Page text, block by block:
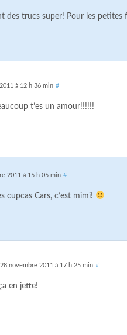
des trucs super! Pour les petites
à 12 h 36 min #
t’es un amour!!!!!!
2011 à 15 h 05 min #
cupcas Cars, c’est mimi!
28 novembre 2011 à 17 h 25 min #
en jette!